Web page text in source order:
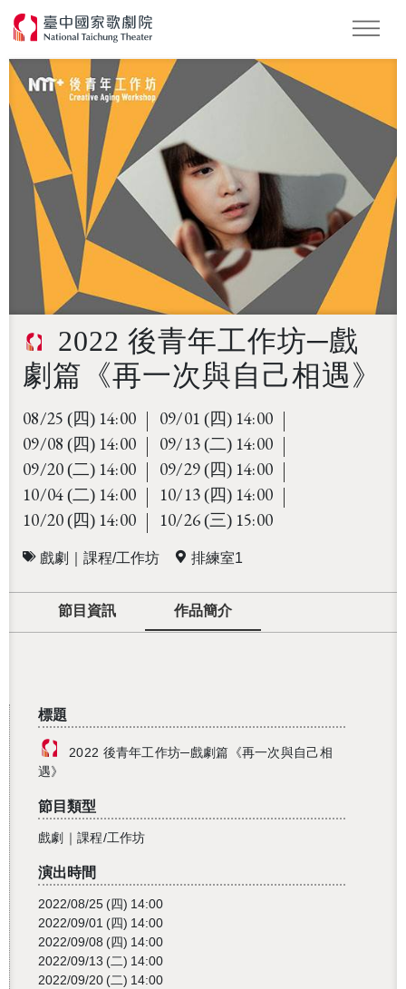
2022 後青年工作坊─戲
劇篇《再一次與自己相遇》
08/25 (四) 14:00 09/01 (四) 14:00
09/08 (四) 14:00 09/13(二) 14:00
09/20(二) 14:00 09/29(四) 14:00
10/04(二) 14:00 10/13(四) 14:00
10/20(四) 14:00 10/26(三) 15:00
戲劇｜課程/工作坊 排練室1
節目資訊 作品簡介
標題
2022 後青年工作坊─戲劇篇《再一次與自己相
遇》
節目類型
戲劇｜課程/工作坊
演出時間
2022/08/25 (四) 14:00
2022/09/01 (四) 14:00
2022/09/08 (四) 14:00
2022/09/13 (二) 14:00
2022/09/20 (二) 14:00
怪美妖仙傳
Podcast
2026 NTT遇見巨人